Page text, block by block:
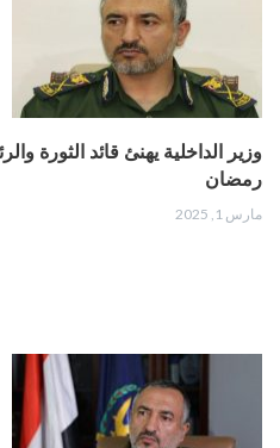
وزير الداخلية يهنئ قائد الثورة
رمضان
مارس 1, 2025